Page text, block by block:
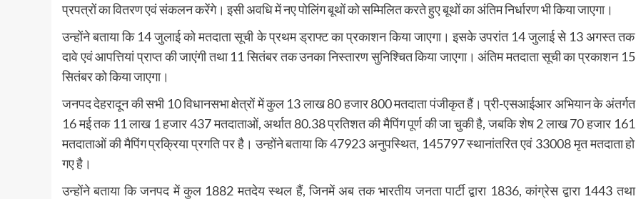
प्रपत्रों का वितरण एवं संकलन करेंगे। इसी अवधि में नए पोलिंग बूथों को सम्मिलित करते हुए बूथों का अंतिम निर्धारण भी किया जाएगा।
उन्होंने बताया कि 14 जुलाई को मतदाता सूची के प्रथम ड्राफ्ट का प्रकाशन किया जाएगा। इसके उपरांत 14 जुलाई से 13 अगस्त तक
दावे एवं आपत्तियां प्राप्त की जाएंगी तथा 11 सितंबर तक उनका निस्तारण सुनिश्चित किया जाएगा। अंतिम मतदाता सूची का प्रकाशन 15
सितंबर को किया जाएगा।
जनपद देहरादून की सभी 10 विधानसभा क्षेत्रों में कुल 13 लाख 80 हजार 800 मतदाता पंजीकृत हैं। प्री-एसआईआर अभियान के अंतर्गत
16 मई तक 11 लाख 1 हजार 437 मतदाताओं, अर्थात 80.38 प्रतिशत की मैपिंग पूर्ण की जा चुकी है, जबकि शेष 2 लाख 70 हजार 161
मतदाताओं की मैपिंग प्रक्रिया प्रगति पर है। उन्होंने बताया कि 47923 अनुपस्थित, 145797 स्थानांतरित एवं 33008 मृत मतदाता हो
गए है।
उन्होंने बताया कि जनपद में कुल 1882 मतदेय स्थल हैं, जिनमें अब तक भारतीय जनता पार्टी द्वारा 1836, कांग्रेस द्वारा 1443 तथा